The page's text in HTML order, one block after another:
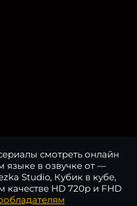
смотреть онлайн
языке в озвучке от —
Studio, Кубик в кубе,
качестве HD 720p и FHD